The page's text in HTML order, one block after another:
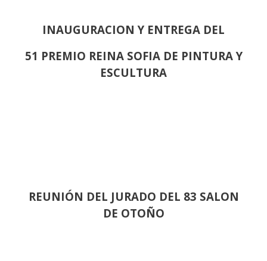
INAUGURACION Y ENTREGA DEL
51 PREMIO REINA SOFIA DE PINTURA Y
ESCULTURA
REUNIÓN DEL JURADO DEL 83 SALON
DE OTOÑO